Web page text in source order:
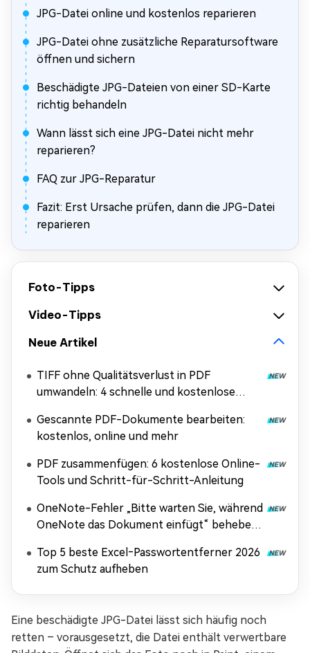
JPG-Datei online und kostenlos reparieren
JPG-Datei ohne zusätzliche Reparatursoftware
öffnen und sichern
Beschädigte JPG-Dateien von einer SD-Karte
richtig behandeln
Wann lässt sich eine JPG-Datei nicht mehr
reparieren?
FAQ zur JPG-Reparatur
Fazit: Erst Ursache prüfen, dann die JPG-Datei
reparieren
Foto-Tipps
Video-Tipps
Neue Artikel
TIFF ohne Qualitätsverlust in PDF
umwandeln: 4 schnelle und kostenlose
Gescannte PDF-Dokumente bearbeiten:
kostenlos, online und mehr
PDF zusammenfügen: 6 kostenlose Online-
Tools und Schritt-für-Schritt-Anleitung
OneNote-Fehler „Bitte warten Sie, während
OneNote das Dokument einfügt“ beheben
Top 5 beste Excel‑Passwortentferner 2026
zum Schutz aufheben
Eine beschädigte JPG-Datei lässt sich häufig noch
retten – vorausgesetzt, die Datei enthält verwertbare